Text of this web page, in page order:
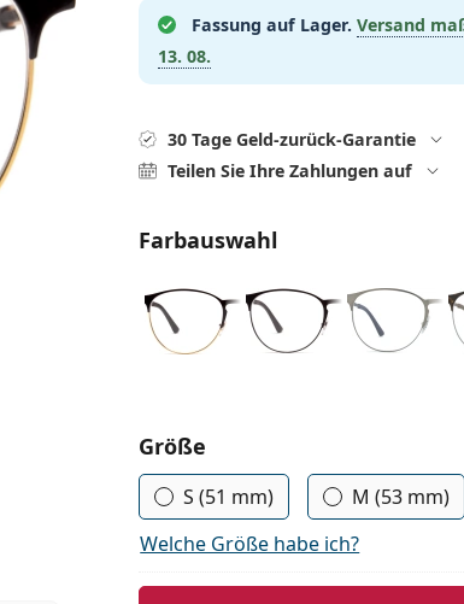
Fassung auf Lager. Versand
13. 08.
30 Tage Geld-zurück-Garantie
Teilen Sie Ihre Zahlungen auf
Farbauswahl
Parameter wählen
Größe
S (51 mm)
M (53 mm)
Welche Größe habe ich?